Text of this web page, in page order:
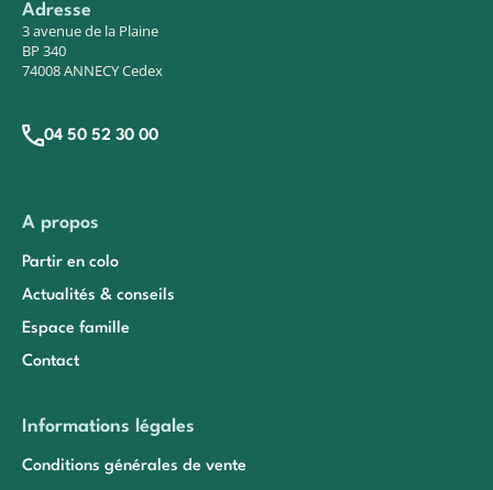
Adresse
3 avenue de la Plaine
BP 340
74008 ANNECY Cedex
04 50 52 30 00
A propos
Partir en colo
Actualités & conseils
Espace famille
Contact
Informations légales
Conditions générales de vente